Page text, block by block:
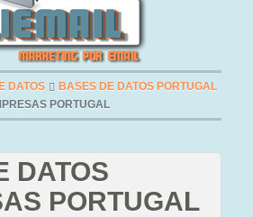
DATOS
BASES DE DATOS PORTUGAL
PORTUGAL
DATOS
PORTUGAL